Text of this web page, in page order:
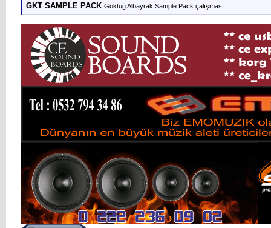
GKT SAMPLE PACK Göktuğ Albayrak Sample Pack çalışması